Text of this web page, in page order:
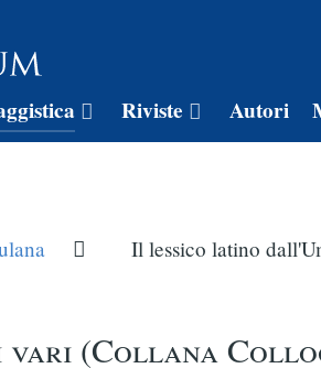
Riviste Autori
Il lessico latino
(Collana